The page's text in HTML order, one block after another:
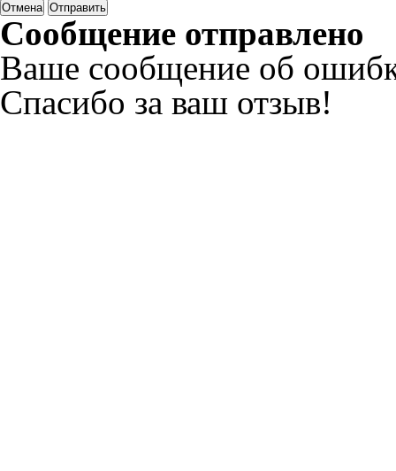
Отмена Отправить
Сообщение отправлено
Ваше сообщение об
Спасибо за ваш отзыв!